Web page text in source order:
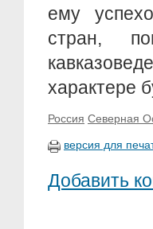
ему
стран,
характере
Россия Северная
версия для
Добавить